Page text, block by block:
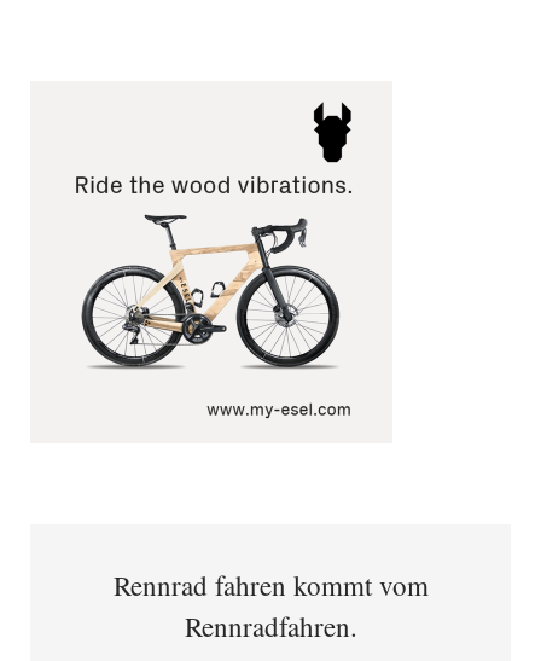
Rennrad fahren kommt vom
Rennradfahren.